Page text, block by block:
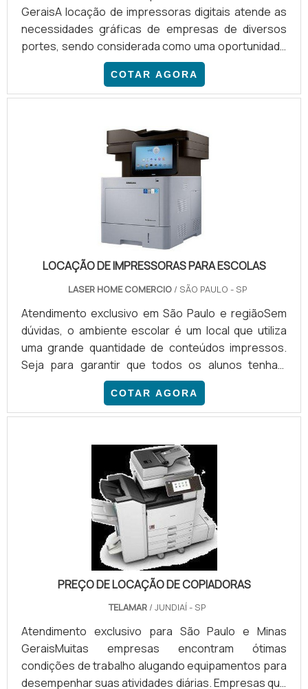
GeraisA locação de impressoras digitais atende as
necessidades gráficas de empresas de diversos
portes, sendo considerada como uma oportunidade
real de redução de custos por dispensar a aquisição
de máquinas e seus insumos. O serviço foi
desenvolvido para empresas que decidem não
repentinas mudanças que ocorrem na economia ou
no próprio ramo.Através da locação de impressoras,
várias empresas de pequeno, mé.
COTAR AGORA
LOCAÇÃO DE IMPRESSORAS PARA ESCOLAS
LASER HOME COMERCIO/ SÃO PAULO - SP
Atendimento exclusivo em São Paulo e regiãoSem
dúvidas, o ambiente escolar é um local que utiliza
uma grande quantidade de conteúdos impressos.
Seja para garantir que todos os alunos tenham
atividades em mãos, ou para realizar o arquivamento
de informações institucionais, a demanda pode
apresentar um alto custo. Visando baratear o
se tornando cada vez mais popular no mercado.
PRINCIPAIS VANTAGENS DO SERVIÇO Diante do que
já foi apresentado, o se.
COTAR AGORA
PREÇO DE LOCAÇÃO DE COPIADORAS
TELAMAR / JUNDIAÍ - SP
Atendimento exclusivo para São Paulo e Minas
GeraisMuitas empresas encontram ótimas
condições de trabalho alugando equipamentos para
desempenhar suas atividades diárias. Empresas que